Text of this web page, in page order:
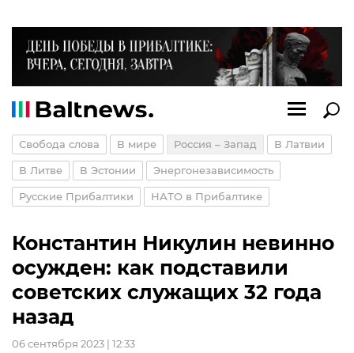
Свобода слова В мире Россия – Запад В Латвии
В Литве В Эстонии Энергонезависимость
Русские Прибалтики НАТО в Прибалтике
Константин Никулин невинно
осужден: как подставили
советских служащих 32 года
назад
06 сентября 2023 | 12:33